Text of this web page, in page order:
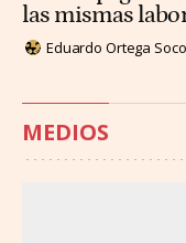
las mismas
Eduardo Ortega
MEDIOS